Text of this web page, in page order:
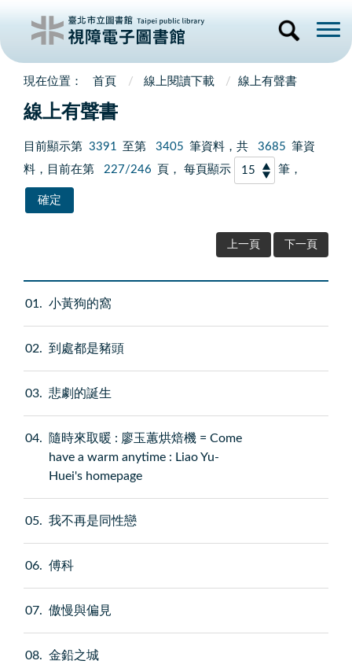
首頁 線上閱讀下載 線上有聲書
線上有聲書
目前顯示第 3391 至第 3405 筆資料，共 3685 筆資
料，目前在第
227/246 頁， 每頁顯示 筆，
上一頁 下一頁
01 小黃狗的窩
02 到處都是豬頭
03 悲劇的誕生
04
隨時來取暖 : 廖玉蕙烘焙機 = Come
have a warm anytime : Liao Yu-
Huei's homepage
05 我不再是同性戀
06 傅科
07 傲慢與偏見
08 金鉛之城